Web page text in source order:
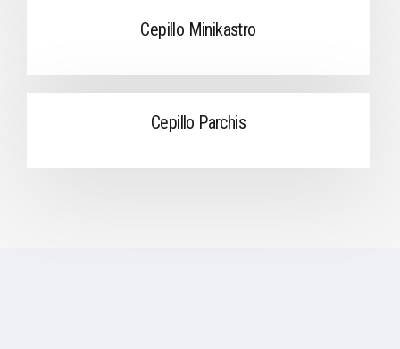
Cepillo Minikastro
Cepillo Parchis